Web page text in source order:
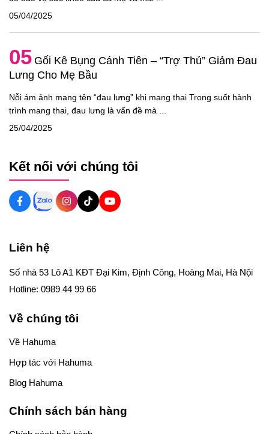
05/04/2025
05 Gối Kê Bụng Cánh Tiên – “Trợ Thủ” Giảm Đau
Lưng Cho Mẹ Bầu
Nỗi ám ảnh mang tên “đau lưng” khi mang thai Trong suốt hành
trình mang thai, đau lưng là vấn đề mà ...
25/04/2025
Kết nối với chúng tôi
Liên hệ
Số nhà 53 Lô A1 KĐT Đại Kim, Định Công, Hoàng Mai, Hà Nội
Hotline: 0989 44 99 66
Về chúng tôi
Về Hahuma
Hợp tác với Hahuma
Blog Hahuma
Chính sách bán hàng